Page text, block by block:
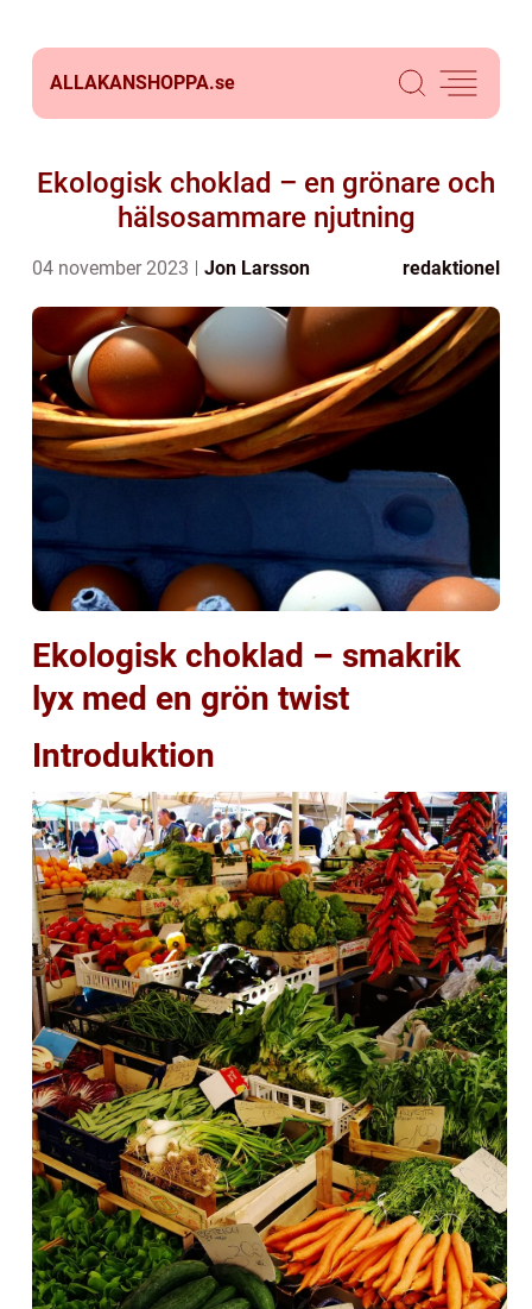
ALLAKANSHOPPA.se
Ekologisk choklad – en grönare och
hälsosammare njutning
04 november 2023 Jon Larsson redaktionel
Ekologisk choklad – smakrik
lyx med en grön twist
Introduktion